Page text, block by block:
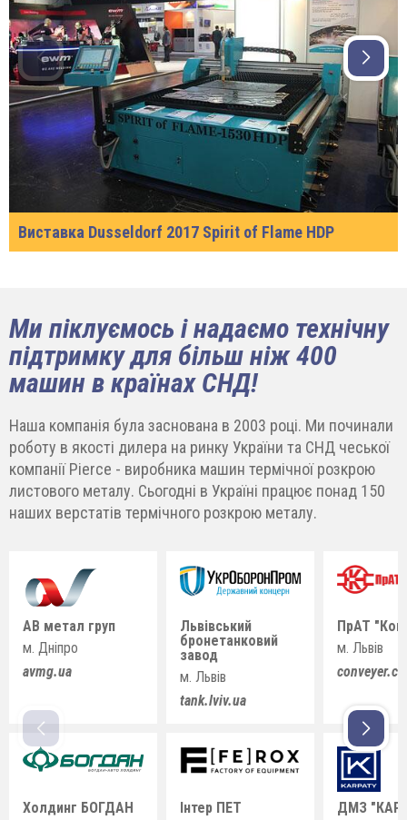
Виставка Dusseldorf 2017 Spirit of Flame HDP
Ми піклуємось і надаємо технічну
підтримку для більш ніж 400
машин в країнах СНД!
Наша компанія була заснована в 2003 році. Ми починали
роботу в якості дилера на ринку України та СНД чеської
компанії Pierce - виробника машин термічної розкрою
листового металу. Сьогодні в Україні працює понад 150
наших верстатів термічного розкрою металу.
АВ метал груп
м. Дніпро
avmg.ua
Холдинг БОГДАН
Львівський
бронетанковий
завод
м. Львів
tank.lviv.ua
Інтер ПЕТ
ПрАТ
м. Львів
ДМЗ